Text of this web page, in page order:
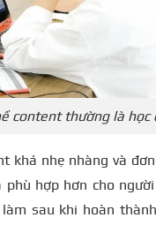
content thường là
khá nhẹ nhàng và
phù hợp hơn cho
làm sau khi hoàn